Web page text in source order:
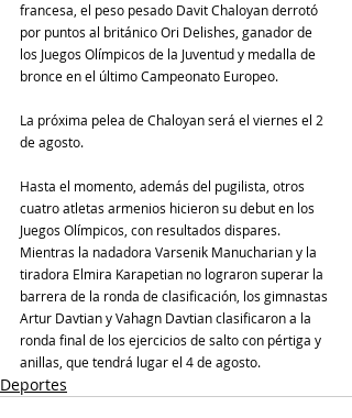
francesa, el peso pesado Davit Chaloyan derrotó
por puntos al británico Ori Delishes, ganador de
los Juegos Olímpicos de la Juventud y medalla de
bronce en el último Campeonato Europeo.
La próxima pelea de Chaloyan será el viernes el 2
de agosto.
Hasta el momento, además del pugilista, otros
cuatro atletas armenios hicieron su debut en los
Juegos Olímpicos, con resultados dispares.
Mientras la nadadora Varsenik Manucharian y la
tiradora Elmira Karapetian no lograron superar la
barrera de la ronda de clasificación, los gimnastas
Artur Davtian y Vahagn Davtian clasificaron a la
ronda final de los ejercicios de salto con pértiga y
anillas, que tendrá lugar el 4 de agosto.
Deportes